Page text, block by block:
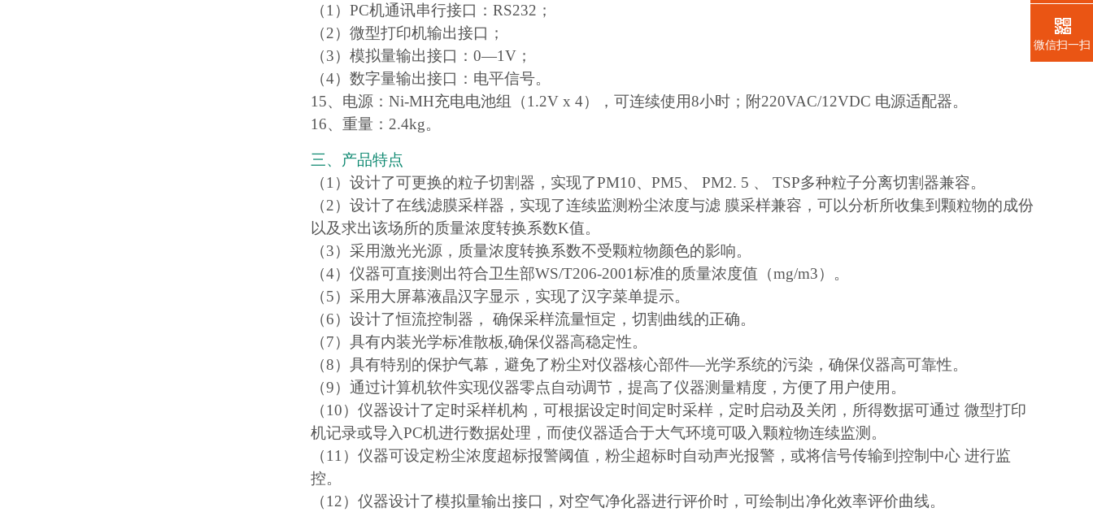
（1）PC机通讯串行接口：RS232；
（2）微型打印机输出接口；
（3）模拟量输出接口：0—1V；
（4）数字量输出接口：电平信号。
15、电源：Ni-MH充电电池组（1.2V x 4），可连续使用8小时；附220VAC/12VDC 电源适配器。
16、重量：2.4kg。
三、产品特点
（1）设计了可更换的粒子切割器，实现了PM10、PM5、 PM2. 5 、 TSP多种粒子分离切割器兼容。
（2）设计了在线滤膜采样器，实现了连续监测粉尘浓度与滤 膜采样兼容，可以分析所收集到颗粒物的成份
以及求出该场所的质量浓度转换系数K值。
（3）采用激光光源，质量浓度转换系数不受颗粒物颜色的影响。
（4）仪器可直接测出符合卫生部WS/T206-2001标准的质量浓度值（mg/m3）。
（5）采用大屏幕液晶汉字显示，实现了汉字菜单提示。
（6）设计了恒流控制器， 确保采样流量恒定，切割曲线的正确。
（7）具有内装光学标准散板,确保仪器高稳定性。
（8）具有特别的保护气幕，避免了粉尘对仪器核心部件—光学系统的污染，确保仪器高可靠性。
（9）通过计算机软件实现仪器零点自动调节，提高了仪器测量精度，方便了用户使用。
（10）仪器设计了定时采样机构，可根据设定时间定时采样，定时启动及关闭，所得数据可通过 微型打印
机记录或导入PC机进行数据处理，而使仪器适合于大气环境可吸入颗粒物连续监测。
（11）仪器可设定粉尘浓度超标报警阈值，粉尘超标时自动声光报警，或将信号传输到控制中心 进行监
控。
（12）仪器设计了模拟量输出接口，对空气净化器进行评价时，可绘制出净化效率评价曲线。
微信扫一扫